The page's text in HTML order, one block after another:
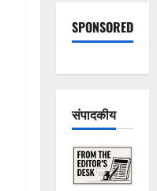
SPONSORED
संपादकीय